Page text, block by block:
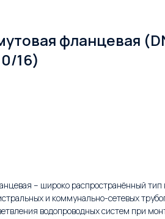
фланцевая
16)
– широко распространённый
и коммунально-сетевых
водопроводных систем при